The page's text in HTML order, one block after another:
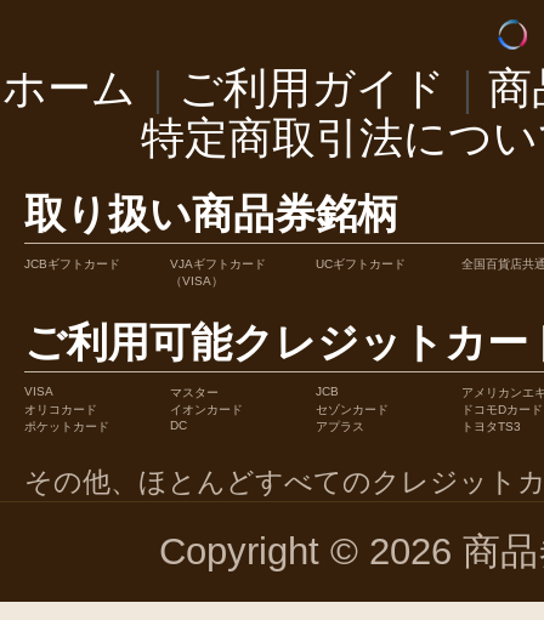
ホーム ご利用ガイド
商
特定商取引法につ
取り扱い商品券銘柄
JCBギフトカード
VJAギフトカード
（VISA）
UCギフトカード 全国百貨店共
ご利用可能クレジットカー
VISA マスター JCB
アメリカンエ
オリコカード
イオンカード セゾンカード
ドコモDカード
ポケットカード
DC アプラス トヨタTS3
その他、ほとんどすべてのクレジット
Copyright © 2026 商